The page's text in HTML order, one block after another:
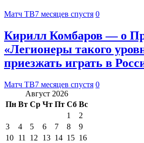
Матч ТВ7 месяцев спустя 0
Кирилл Комбаров — о
«Легионеры такого
приезжать играть в
Матч ТВ7 месяцев спустя 0
Август 2026
Пн Вт Ср Чт Пт Сб Вс
1
2
3
4 5 6 7 8
9
10 11 12 13 14 15 16